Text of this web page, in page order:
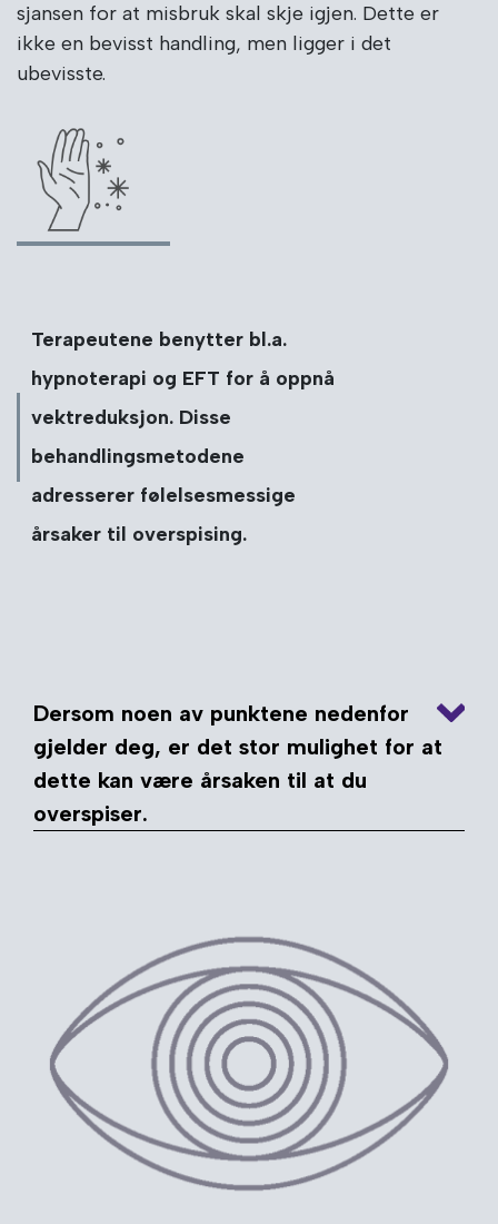
sjansen for at misbruk skal skje igjen. Dette er
ikke en bevisst handling, men ligger i det
ubevisste.
Terapeutene benytter bl.a.
hypnoterapi og EFT for å oppnå
vektreduksjon. Disse
behandlingsmetodene
adresserer følelsesmessige
årsaker til overspising.
Dersom noen av punktene nedenfor
gjelder deg, er det stor mulighet for at
dette kan være årsaken til at du
overspiser.
– være utmattet
– skyldfølelse
– frykt, f.eks. for å være perfekt, redd for å
mislykkes
– mye innelåst sinne
– følelsen av håpløshet
– kjedsomhet
– mangel på anerkjennelse